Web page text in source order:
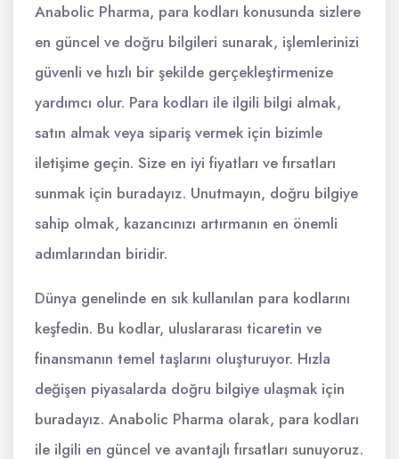
Anabolic Pharma, para kodları konusunda sizlere
en güncel ve doğru bilgileri sunarak, işlemlerinizi
güvenli ve hızlı bir şekilde gerçekleştirmenize
yardımcı olur. Para kodları ile ilgili bilgi almak,
satın almak veya sipariş vermek için bizimle
iletişime geçin. Size en iyi fiyatları ve fırsatları
sunmak için buradayız. Unutmayın, doğru bilgiye
sahip olmak, kazancınızı artırmanın en önemli
adımlarından biridir.
Dünya genelinde en sık kullanılan para kodlarını
keşfedin. Bu kodlar, uluslararası ticaretin ve
finansmanın temel taşlarını oluşturuyor. Hızla
değişen piyasalarda doğru bilgiye ulaşmak için
buradayız. Anabolic Pharma olarak, para kodları
ile ilgili en güncel ve avantajlı fırsatları sunuyoruz.